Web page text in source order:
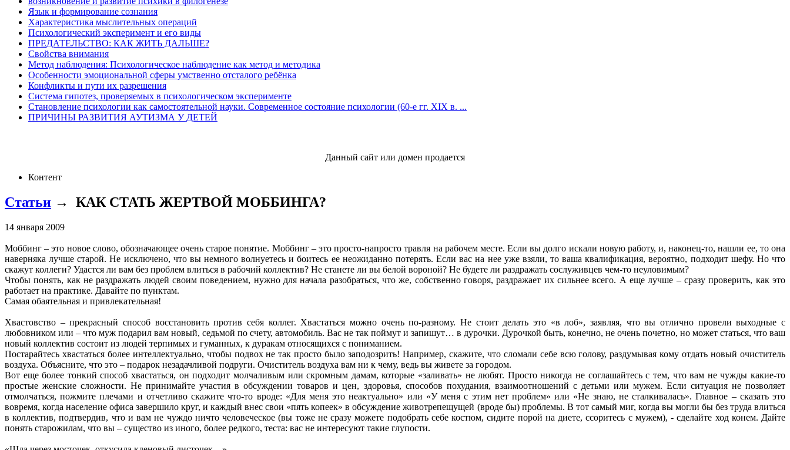
Язык и формирование сознания
Характеристика мыслительных операций
Психологический эксперимент и его виды
ПРЕДАТЕЛЬСТВО: КАК ЖИТЬ ДАЛЬШЕ?
Свойства внимания
Метод наблюдения: Психологическое наблюдение как метод и методика
Особенности эмоциональной сферы умственно отсталого ребёнка
Конфликты и пути их разрешения
Система гипотез, проверяемых в психологическом эксперименте
Становление психологии как самостоятельной науки. Современное состояние психологии (60-е гг. XIX в. ...
ПРИЧИНЫ РАЗВИТИЯ АУТИЗМА У ДЕТЕЙ
Данный сайт или домен продается
Контент
Статьи → КАК СТАТЬ ЖЕРТВОЙ МОББИНГА?
14 января 2009
Моббинг – это новое слово, обозначающее очень старое понятие. Моббинг – это просто-напросто травля на рабочем месте. Если вы долго искали новую работу, и, наконец-то, нашли ее, то она
наверняка лучше старой. Не исключено, что вы немного волнуетесь и боитесь ее неожиданно потерять. Если вас на нее уже взяли, то ваша квалификация, вероятно, подходит шефу. Но что
скажут коллеги? Удастся ли вам без проблем влиться в рабочий коллектив? Не станете ли вы белой вороной? Не будете ли раздражать сослуживцев чем-то неуловимым?
Чтобы понять, как не раздражать людей своим поведением, нужно для начала разобраться, что же, собственно говоря, раздражает их сильнее всего. А еще лучше – сразу проверить, как это
работает на практике. Давайте по пунктам.
Самая обаятельная и привлекательная!
Хвастовство – прекрасный способ восстановить против себя коллег. Хвастаться можно очень по-разному. Не стоит делать это «в лоб», заявляя, что вы отлично провели выходные с
любовником или – что муж подарил вам новый, седьмой по счету, автомобиль. Вас не так поймут и запишут… в дурочки. Дурочкой быть, конечно, не очень почетно, но может статься, что ваш
новый коллектив состоит из людей терпимых и гуманных, к дуракам относящихся с пониманием.
Постарайтесь хвастаться более интеллектуально, чтобы подвох не так просто было заподозрить! Например, скажите, что сломали себе всю голову, раздумывая кому отдать новый очиститель
воздуха. Объясните, что это – подарок незадачливой подруги. Очиститель воздуха вам ни к чему, ведь вы живете за городом.
Вот еще более тонкий способ хвастаться, он подходит молчаливым или скромным дамам, которые «заливать» не любят. Просто никогда не соглашайтесь с тем, что вам не чужды какие-то
простые женские сложности. Не принимайте участия в обсуждении товаров и цен, здоровья, способов похудания, взаимоотношений с детьми или мужем. Если ситуация не позволяет
отмолчаться, пожмите плечами и отчетливо скажите что-то вроде: «Для меня это неактуально» или «У меня с этим нет проблем» или «Не знаю, не сталкивалась». Главное – сказать это
вовремя, когда население офиса завершило круг, и каждый внес свои «пять копеек» в обсуждение животрепещущей (вроде бы) проблемы. В тот самый миг, когда вы могли бы без труда влиться
в коллектив, подтвердив, что и вам не чуждо ничто человеческое (вы тоже не сразу можете подобрать себе костюм, сидите порой на диете, ссоритесь с мужем), - сделайте ход конем. Дайте
понять старожилам, что вы – существо из иного, более редкого, теста: вас не интересуют такие глупости.